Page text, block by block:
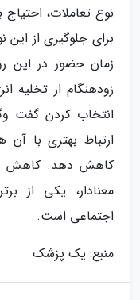
نوع تعاملات،
برای جلوگیری از
زمان حضور در این
زودهنگام از تخلیه
انتخاب کردن گفت
ارتباط بهتری با آن
کاهش دهد. کاهش
معنادار، یکی از
اجتماعی است.
منبع: یک پزشک